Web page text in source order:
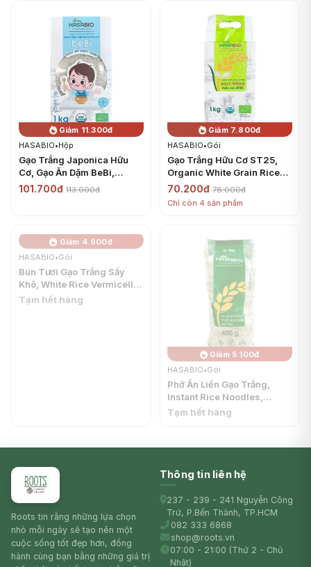
Giảm 11.300đ
HASABIO•Hộp
Gạo Trắng Japonica Hữu
Cơ, Gạo Ăn Dặm BeBi,
Organic Japonica White
101.700đ 113.000đ
Giảm 7.800đ
HASABIO•Gói
Gạo Trắng Hữu Cơ ST25,
Organic White Grain Rice
ST25 (1kg) - HASABIO
70.200đ 78.000đ
Chỉ còn 4 sản phẩm
Giảm 4.900đ
HASABIO•Gói
Bún Tươi Gạo Trắng Sấy
Khô, White Rice Vermicelli
(400g) - HASABIO
Tạm hết hàng
Giảm 5.100đ
HASABIO•Gói
Phở Ăn Liền Gạo Trắng,
Instant Rice Noodles,
Gluten Free (400g) -
Tạm hết hàng
Roots tin rằng những lựa chọn
nhỏ mỗi ngày sẽ tạo nên một
cuộc sống tốt đẹp hơn, đồng
hành cùng bạn bằng những giá trị
Thông tin liên hệ
237 - 239 - 241 Nguyễn Công
Trứ, P.Bến Thành, TP.HCM
082 333 6868
shop@roots.vn
07:00 - 21:00 (Thứ 2 - Chủ
Nhật)